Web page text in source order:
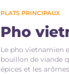
PLATS PRINCIPAUX
Pho
Le pho vietnamien
bouillon de viande
épices et les